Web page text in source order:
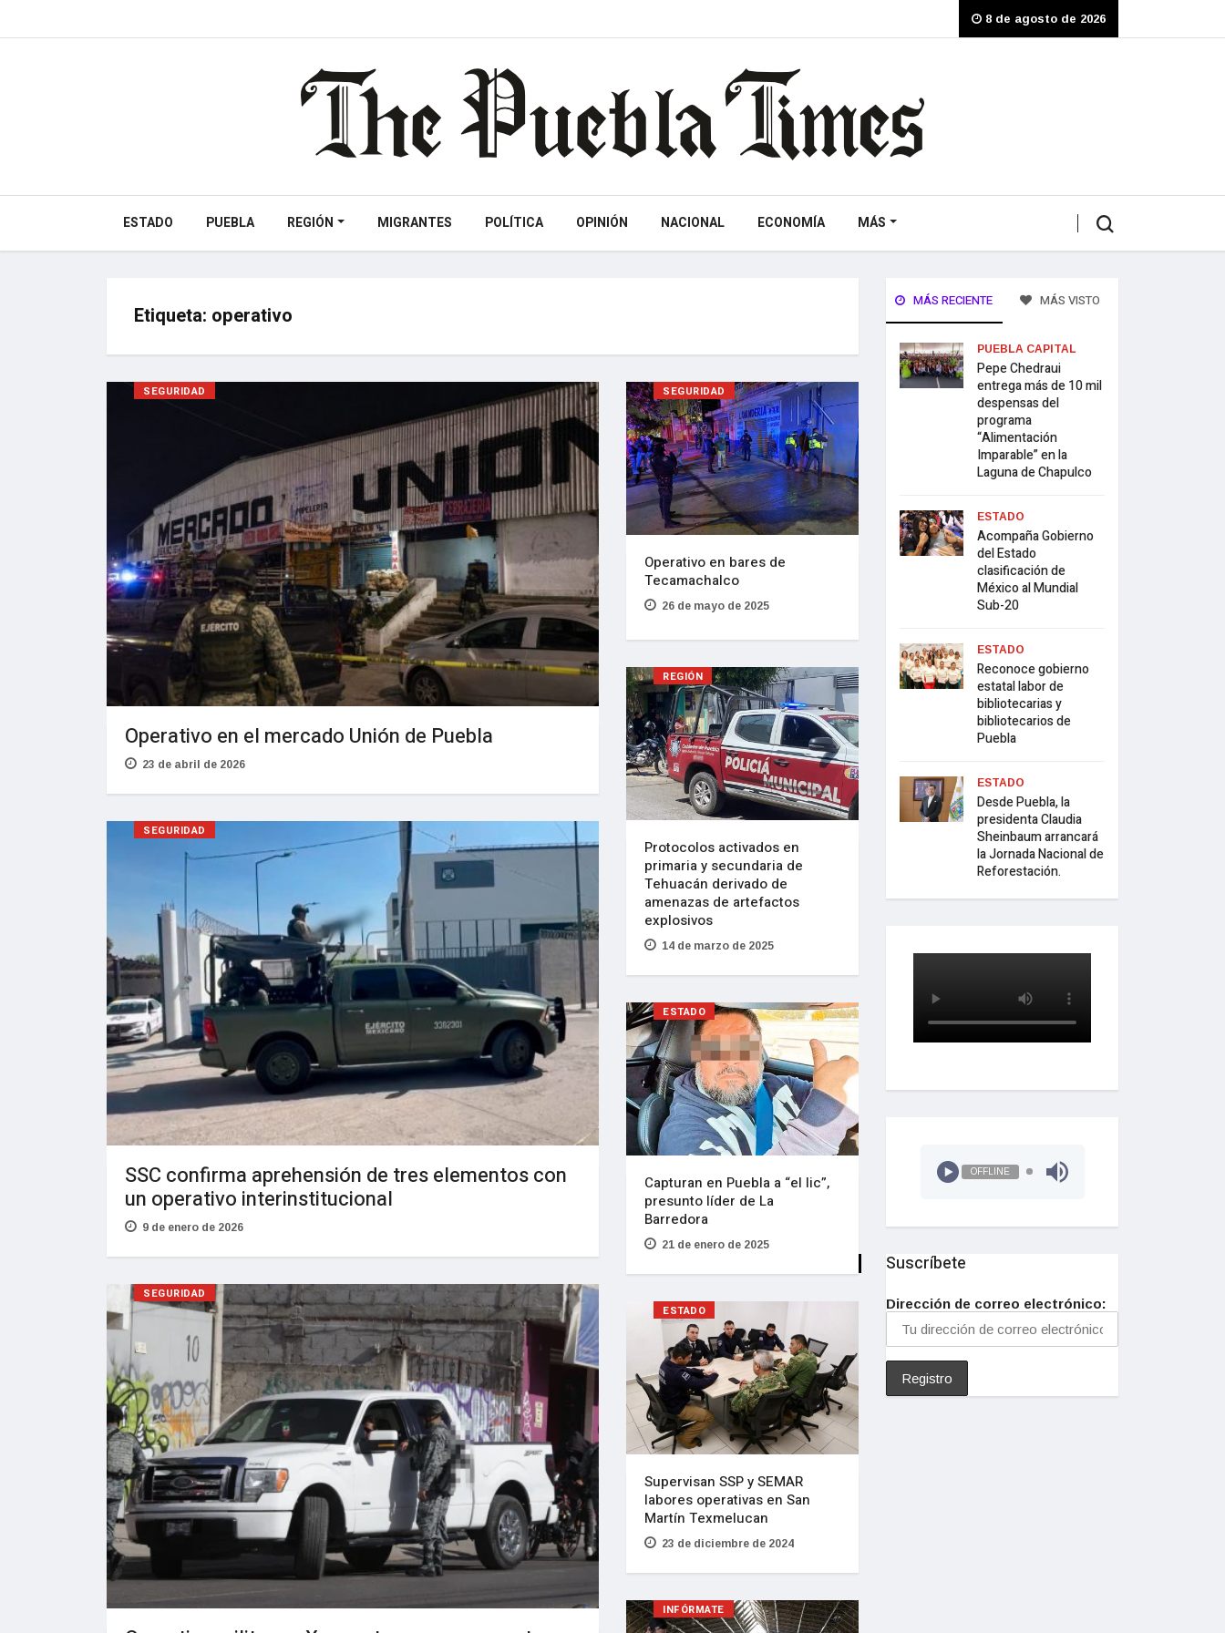
8 de agosto de 2026
ESTADO PUEBLA REGIÓN MIGRANTES POLÍTICA OPINIÓN NACIONAL ECONOMÍA MÁS
Etiqueta: operativo
SEGURIDAD
Operativo en el mercado Unión de Puebla
23 de abril de 2026
SEGURIDAD
SSC confirma aprehensión de tres elementos con
un operativo interinstitucional
9 de enero de 2026
SEGURIDAD
SEGURIDAD
Operativo en bares de
Tecamachalco
26 de mayo de 2025
REGIÓN
Protocolos activados en
primaria y secundaria de
Tehuacán derivado de
amenazas de artefactos
explosivos
14 de marzo de 2025
ESTADO
Capturan en Puebla a “el lic”,
presunto líder de La
Barredora
21 de enero de 2025
ESTADO
Supervisan SSP y SEMAR
labores operativas en San
Martín Texmelucan
23 de diciembre de 2024
INFÓRMATE
MÁS RECIENTE MÁS VISTO
PUEBLA CAPITAL
Pepe Chedraui
entrega más de 10 mil
despensas del
programa
“Alimentación
Imparable” en la
Laguna de Chapulco
ESTADO
Acompaña Gobierno
del Estado
clasificación de
México al Mundial
Sub-20
ESTADO
Reconoce gobierno
estatal labor de
bibliotecarias y
bibliotecarios de
Puebla
ESTADO
Desde Puebla, la
presidenta Claudia
Sheinbaum arrancará
la Jornada Nacional de
Reforestación.
OFFLINE
Suscríbete
Dirección de correo electrónico: